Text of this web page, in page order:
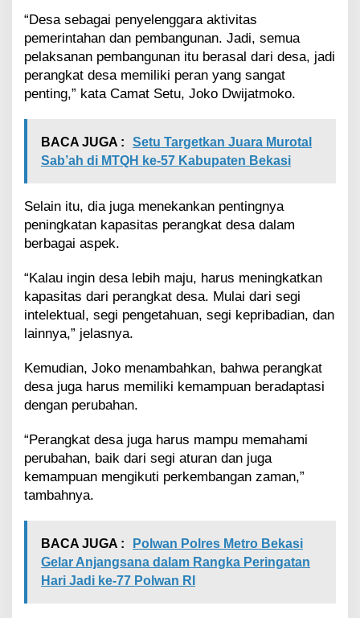
a
s
i
t
“Desa sebagai penyelenggara aktivitas
pemerintahan dan pembangunan. Jadi, semua
pelaksanan pembangunan itu berasal dari desa, jadi
perangkat desa memiliki peran yang sangat
penting,” kata Camat Setu, Joko Dwijatmoko.
BACA JUGA :
Setu Targetkan Juara Murotal
Sab’ah di MTQH ke-57 Kabupaten Bekasi
Selain itu, dia juga menekankan pentingnya
peningkatan kapasitas perangkat desa dalam
berbagai aspek.
“Kalau ingin desa lebih maju, harus meningkatkan
kapasitas dari perangkat desa. Mulai dari segi
intelektual, segi pengetahuan, segi kepribadian, dan
lainnya,” jelasnya.
Kemudian, Joko menambahkan, bahwa perangkat
desa juga harus memiliki kemampuan beradaptasi
dengan perubahan.
“Perangkat desa juga harus mampu memahami
perubahan, baik dari segi aturan dan juga
kemampuan mengikuti perkembangan zaman,”
tambahnya.
BACA JUGA :
Polwan Polres Metro Bekasi
Gelar Anjangsana dalam Rangka Peringatan
Hari Jadi ke-77 Polwan RI